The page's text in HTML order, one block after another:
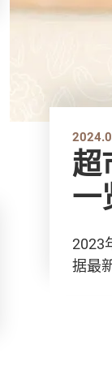
超
一
2023
据最